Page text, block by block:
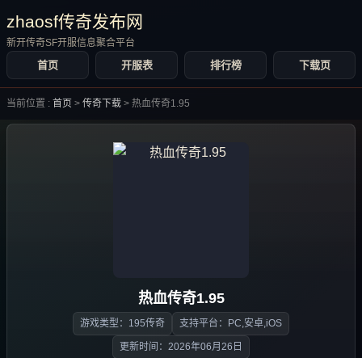
zhaosf传奇发布网
新开传奇SF开服信息聚合平台
首页 开服表 排行榜 下载页
当前位置 : 首页 > 传奇下载 > 热血传奇1.95
热血传奇1.95
游戏类型：195传奇 支持平台：PC,安卓,iOS
更新时间：2026年06月26日